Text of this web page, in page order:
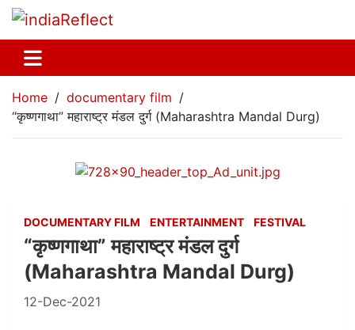
Home
documentary film
“कृष्णगाथा” महाराष्ट्र मंडल दुर्ग (Maharashtra Mandal Durg)
DOCUMENTARY FILM ENTERTAINMENT FESTIVAL
“कृष्णगाथा” महाराष्ट्र मंडल दुर्ग
(Maharashtra Mandal Durg)
12-Dec-2021